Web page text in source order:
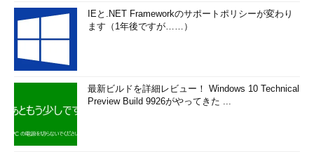
IEと.NET Frameworkのサポートポリシーが変わり
ます（1年後ですが……）
最新ビルドを詳細レビュー！ Windows 10 Technical
Preview Build 9926がやってきた ...